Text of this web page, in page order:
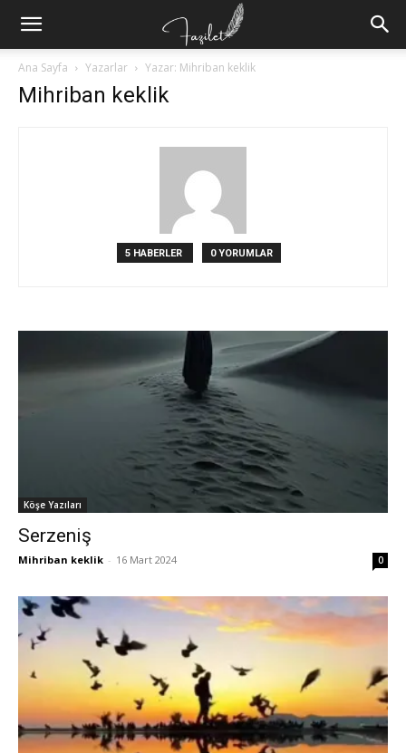
Ana Sayfa Yazarlar Yazar: Mihriban keklik
Mihriban keklik
5 HABERLER 0 YORUMLAR
Köşe Yazıları
Serzeniş
Mihriban keklik - 16 Mart 2024 0